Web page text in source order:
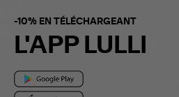
-10% EN TÉLÉCHARGEANT
L'APP LULLI